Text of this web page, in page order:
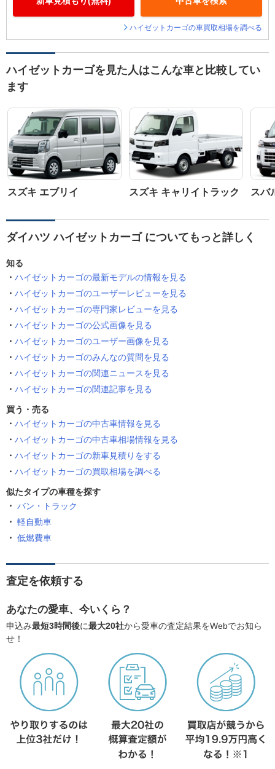
ハイゼットカーゴの車買取相場を調べる
ハイゼットカーゴを見た人はこんな車と比較してい
ます
スズキ エブリイ スズキ キャリイトラック スバ
ダイハツ ハイゼットカーゴ についてもっと詳しく
知る
ハイゼットカーゴの最新モデルの情報を見る
ハイゼットカーゴのユーザーレビューを見る
ハイゼットカーゴの専門家レビューを見る
ハイゼットカーゴの公式画像を見る
ハイゼットカーゴのユーザー画像を見る
ハイゼットカーゴのみんなの質問を見る
ハイゼットカーゴの関連ニュースを見る
ハイゼットカーゴの関連記事を見る
買う・売る
ハイゼットカーゴの中古車情報を見る
ハイゼットカーゴの中古車相場情報を見る
ハイゼットカーゴの新車見積りをする
ハイゼットカーゴの買取相場を調べる
似たタイプの車種を探す
バン・トラック
軽自動車
低燃費車
査定を依頼する
あなたの愛車、今いくら？
申込み最短3時間後に最大20社から愛車の査定結果をWebでお知ら
せ！